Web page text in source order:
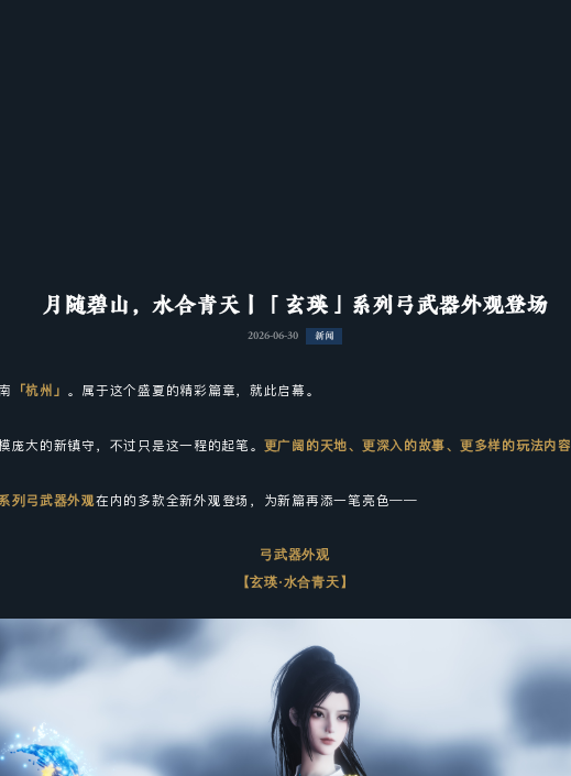
月随碧山，水合青天丨「玄瑛」系列弓武器外观登场
2026-06-30 新闻
「杭州」 。属于这个盛夏的精彩篇章，就此启幕。
庞大的新镇守，不过只是这一程的起笔。 更广阔的天地、更深入的故事、更多样的玩法内容
列弓武器外观在内的多款全新外观登场，为新篇再添一笔亮色——
弓武器外观
【玄瑛·水合青天】